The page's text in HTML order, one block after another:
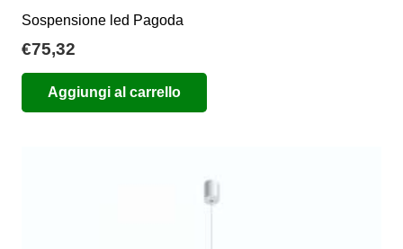
Sospensione led Pagoda
€75,32
Aggiungi al carrello